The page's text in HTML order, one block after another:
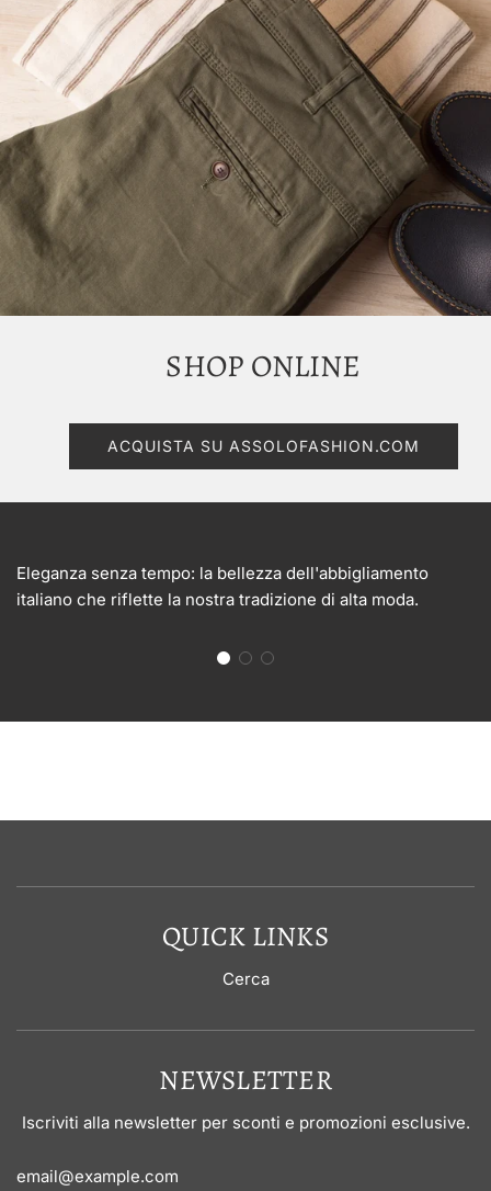
SHOP ONLINE
ACQUISTA SU ASSOLOFASHION.COM
Eleganza senza tempo: la bellezza dell'abbigliamento
italiano che riflette la nostra tradizione di alta moda.
QUICK LINKS
Cerca
NEWSLETTER
Iscriviti alla newsletter per sconti e promozioni esclusive.